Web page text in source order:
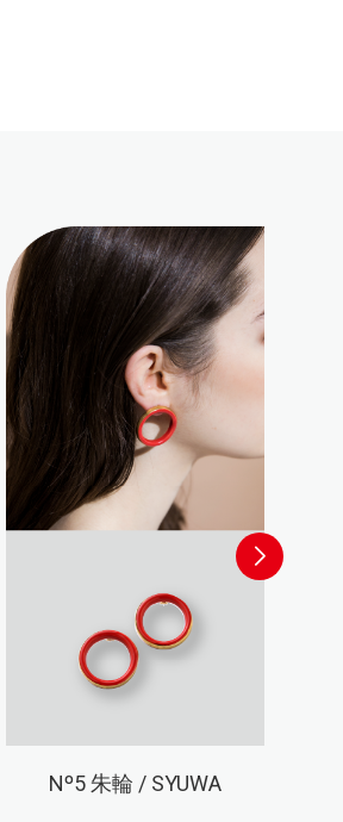
Nº5朱輪 / SYUWA